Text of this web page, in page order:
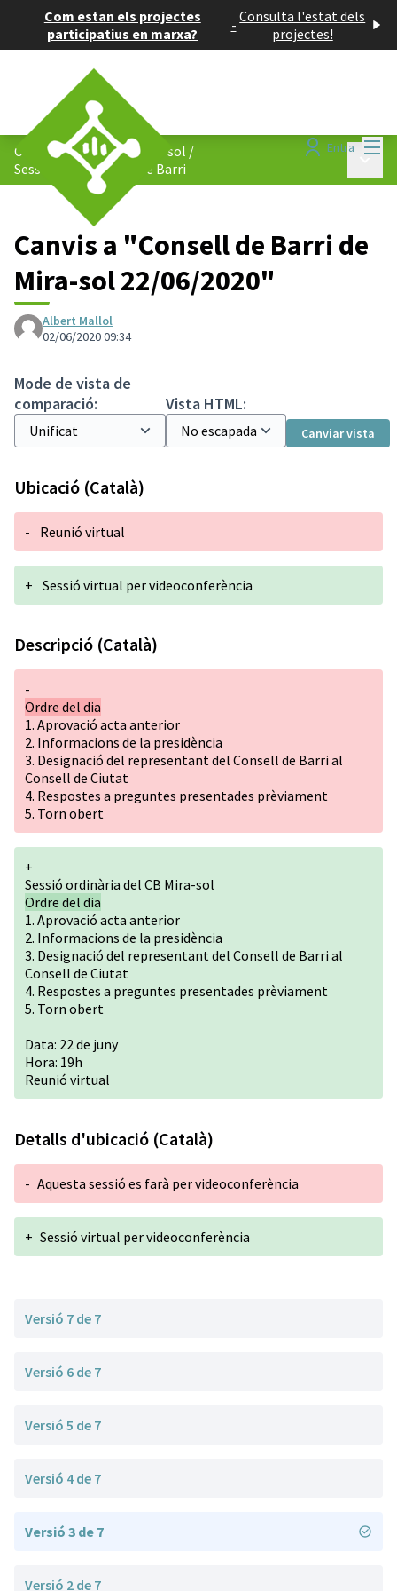
Com estan els projectes
participatius en marxa?
- Consulta l'estat dels
projectes!
Entra
Consell de Barris de Mira-sol /
Sessions del Consell de Barri
Canvis a "Consell de Barri de
Mira-sol 22/06/2020"
Albert Mallol
02/06/2020 09:34
Mode de vista de
comparació:
Vista HTML:
Canviar vista
Ubicació (Català)
- Reunió virtual
+ Sessió virtual per videoconferència
Descripció (Català)
-
Ordre del dia
1. Aprovació acta anterior
2. Informacions de la presidència
3. Designació del representant del Consell de Barri al
Consell de Ciutat
4. Respostes a preguntes presentades prèviament
5. Torn obert
+
Sessió ordinària del CB Mira-sol
Ordre del dia
1. Aprovació acta anterior
2. Informacions de la presidència
3. Designació del representant del Consell de Barri al
Consell de Ciutat
4. Respostes a preguntes presentades prèviament
5. Torn obert
Data: 22 de juny
Hora: 19h
Reunió virtual
Detalls d'ubicació (Català)
- Aquesta sessió es farà per videoconferència
+ Sessió virtual per videoconferència
Versió 7 de 7
Versió 6 de 7
Versió 5 de 7
Versió 4 de 7
Versió 3 de 7
Versió 2 de 7